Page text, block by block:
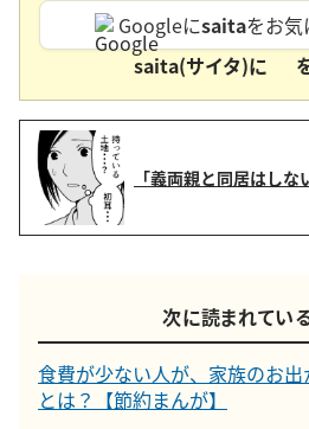
Googleにsaitaをお
saita(サイタ)に
「義両親と同居はし
次に読まれてい
食費が少ない人が、家族のお
とは？【節約まんが】